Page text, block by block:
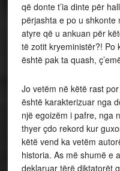
që donte t’ia dinte për
përjashta e po u shkonte
atyre që u ankuan për
të zotit kryeministër?! Po
është pak ta quash,
Jo vetëm në këtë rast
është karakterizuar nga
një egoizëm i pafre, nga
thyer çdo rekord kur
këtë vend ka vetëm
historia. As më shumë e
deklaruar tërë diktatorët